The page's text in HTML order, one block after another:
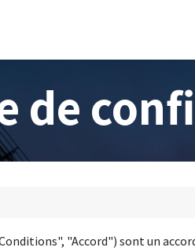
de
"Accord") sont un